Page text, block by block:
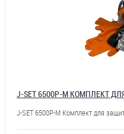
J-SET 6500P-M КОМПЛЕКТ
J-SET 6500P-M Комплект для